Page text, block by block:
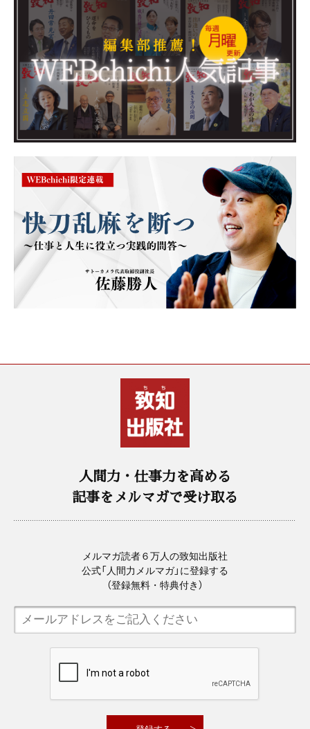
人間力・仕事力を高める
記事をメルマガで受け取る
メルマガ読者６万人の致知出版社
公式「人間力メルマガ」に登録する
（登録無料・特典付き）